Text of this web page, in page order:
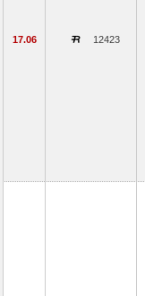
17.06 12423